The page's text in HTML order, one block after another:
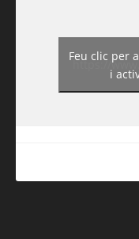
https://
Feu clic per
i